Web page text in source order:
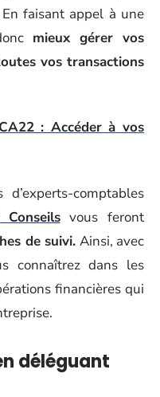
faisant appel à une
mieux gérer vos
vos transactions
: Accéder à vos
comptables
Conseilsvous feront
de suivi. Ainsi, avec
connaîtrez dans les
financières qui
déléguant